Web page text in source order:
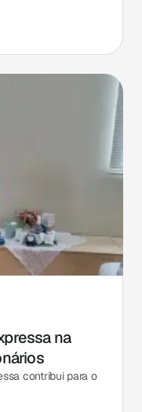
na
contribui para o